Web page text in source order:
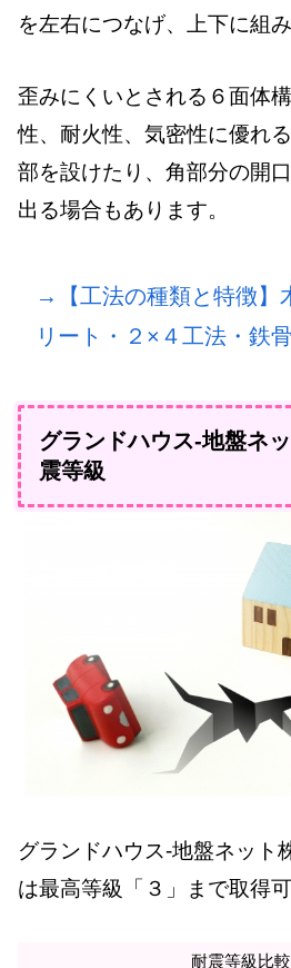
を左右につなげ、上下に組み
歪みにくいとされる６面体
性、耐火性、気密性に優れ
部を設けたり、角部分の開
出る場合もあります。
→【工法の種類と特徴】
リート・２×４工法・鉄
グランドハウス-地盤ネ
震等級
グランドハウス-地盤ネット
は最高等級「３」まで取得可
耐震等級比